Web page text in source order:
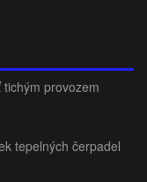
provozem
tepelných čerpadel